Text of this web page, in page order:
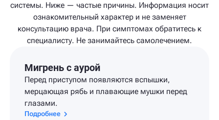
системы. Ниже — частые причины. Информация носит
ознакомительный характер и не заменяет
консультацию врача. При симптомах обратитесь к
специалисту. Не занимайтесь самолечением.
Мигрень с аурой
Перед приступом появляются вспышки,
мерцающая рябь и плавающие мушки перед
глазами.
Подробнее